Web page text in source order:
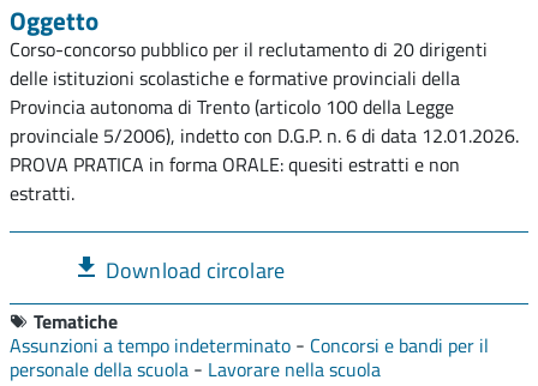
Oggetto
Corso-concorso pubblico per il reclutamento di 20 dirigenti
delle istituzioni scolastiche e formative provinciali della
Provincia autonoma di Trento (articolo 100 della Legge
provinciale 5/2006), indetto con D.G.P. n. 6 di data 12.01.2026.
PROVA PRATICA in forma ORALE: quesiti estratti e non
estratti.
Download circolare
Tematiche
Assunzioni a tempo indeterminato - Concorsi e bandi per il
personale della scuola - Lavorare nella scuola